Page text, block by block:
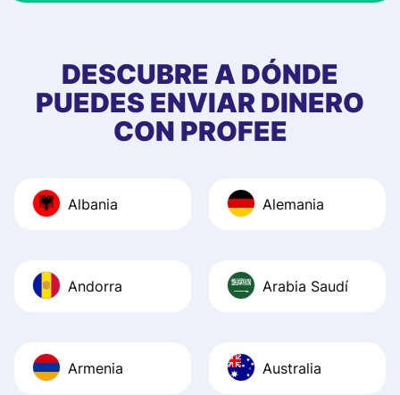
first started
app, and they
quick to provide
and helpful
Recommend it!
DESCUBRE A DÓNDE
PUEDES ENVIAR DINERO
CON PROFEE
Albania Alemania
Andorra Arabia Saudí
Armenia Australia